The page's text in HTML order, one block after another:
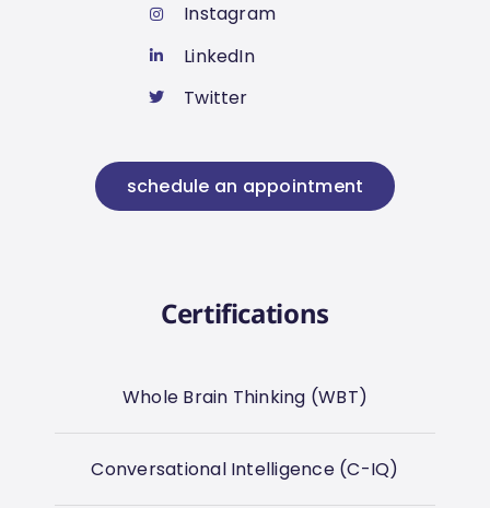
Instagram
LinkedIn
Twitter
schedule an appointment
Certifications
Whole Brain Thinking (WBT)
Conversational Intelligence (C-IQ)